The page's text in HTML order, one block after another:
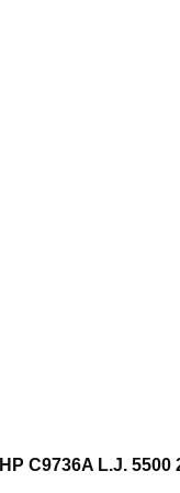
C9736A L.J. 5500